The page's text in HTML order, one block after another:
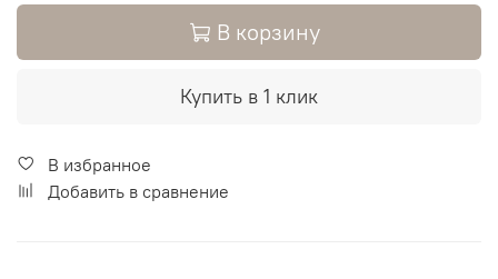
В корзину
Купить в 1 клик
В избранное
Добавить в сравнение